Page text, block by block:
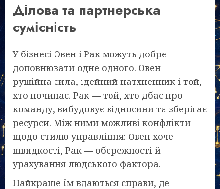
Ділова та партнерська
сумісність
У бізнесі Овен і Рак можуть добре
доповнювати одне одного. Овен —
рушійна сила, ідейний натхненник і той,
хто починає. Рак — той, хто дбає про
команду, вибудовує відносини та зберігає
ресурси. Між ними можливі конфлікти
щодо стилю управління: Овен хоче
швидкості, Рак — обережності й
урахування людського фактора.
Найкраще їм вдаються справи, де